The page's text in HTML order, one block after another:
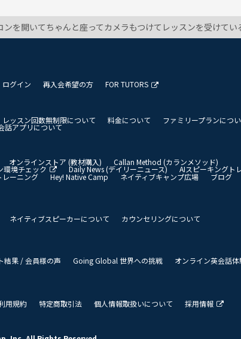
カメラもつけてレッスンを受けているのですが、寝る前にベッドの中でカメラをオフにしてスマホで寝ながらレッスンを受けようと思うのですが、講師に対して失礼でしょう
ログイン 再入会希望の方 FOR TUTORS
レッスン回数無制限について 料金について ファミリープランにつ
話アプリについて
オンラインストア (教材購入) Callan Method (カランメソッド)
環境チェック Daily News (デイリーニュース)
AIスピーキングト
レーニング Hey! Native Camp ネイティブキャンプ広場 ブログ
ネイティブスピーカーについて カウンセリングについて
結果 / 会員様の声 Going Global 世界への挑戦 オンライン英会話
用規約 特定商取引法 個人情報取扱いについて 採用情報